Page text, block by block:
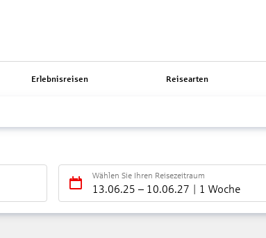
Erlebnisreisen Reisearten
Wählen Sie Ihren Reisezeitraum
13.06.25 – 10.06.27 1 Woche